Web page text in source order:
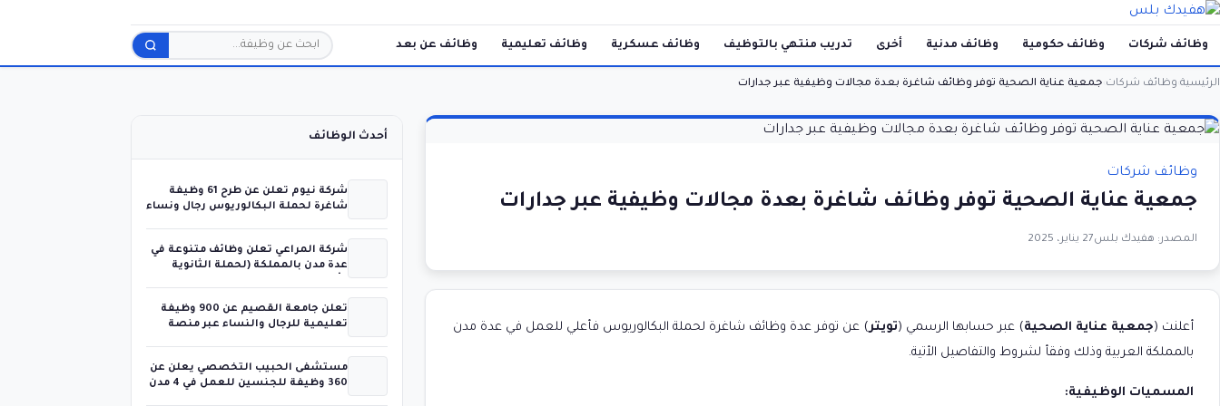
وظائف شركات وظائف حكومية وظائف مدنية أخرى تدريب منتهي بالتوظيف وظائف عسكرية وظائف تعليمية وظائف عن بعد
الرئيسية وظائف شركات جمعية عناية الصحية توفر وظائف شاغرة بعدة مجالات وظيفية عبر جدارات
وظائف شركات
جمعية عناية الصحية توفر وظائف شاغرة بعدة مجالات وظيفية عبر جدارات
المصدر: هفيدك بلس27 يناير، 2025
أعلنت (جمعية عناية الصحية) عبر حسابها الرسمي (تويتر) عن توفر عدة وظائف شاغرة لحملة البكالوريوس فأعلي للعمل في عدة مدن
بالمملكة العربية وذلك وفقأ لشروط والتفاصيل الأتية.
المسميات الوظيفية:
أحدث الوظائف
شركة نيوم تعلن عن طرح 61 وظيفة
شاغرة لحملة البكالوريوس رجال ونساء
شركة المراعي تعلن وظائف متنوعة في
عدة مدن بالمملكة (لحملة الثانوية
تعلن جامعة القصيم عن 900 وظيفة
تعليمية للرجال والنساء عبر منصة
مستشفى الحبيب التخصصي يعلن عن
360 وظيفة للجنسين للعمل في 4 مدن